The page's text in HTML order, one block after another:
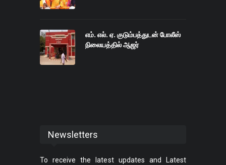
எம். எல். ஏ. குடும்பத்துடன் போலீஸ்
நிலையத்தில் ஆஜர்
Newsletters
To receive the latest updates and Latest